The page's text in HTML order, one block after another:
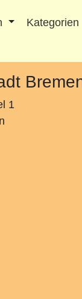
Kategorien
1